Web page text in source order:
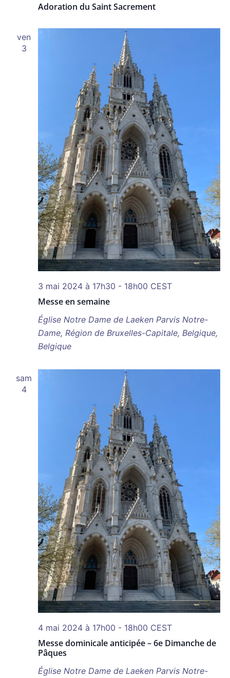
Adoration du Saint Sacrement
ven
3
Messe en semaine
3 mai 2024 à 17h30 - 18h00 CEST
Église Notre Dame de Laeken Parvis Notre-
Dame, Région de Bruxelles-Capitale, Belgique,
Belgique
sam
4
Messe dominicale anticipée – 6e Dimanche de
Pâques
4 mai 2024 à 17h00 - 18h00 CEST
Église Notre Dame de Laeken Parvis Notre-